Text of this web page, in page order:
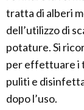
tratta di alberi
dell’utilizzo di
potature. Si
per effettuare i
puliti e
dopo l’uso.